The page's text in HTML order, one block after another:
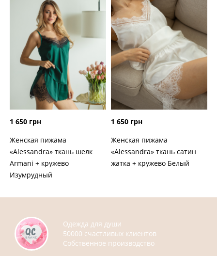
1 650 грн
Женская пижама
«Alessandra» ткань шелк
Armani + кружево
Изумрудный
1 650 грн
Женская пижама
«Alessandra» ткань сатин
жатка + кружево Белый
Одежда для души
50000 счастливых клиентов
Собственное производство